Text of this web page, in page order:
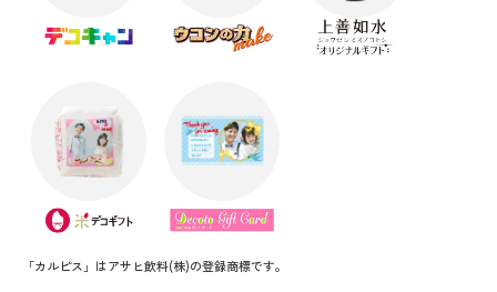
「カルピス」はアサヒ飲料(株)の登録商標です。